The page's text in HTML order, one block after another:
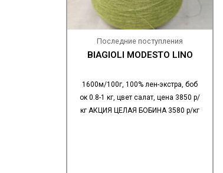
Последние поступления
BIAGIOLI MODESTO LINO
1600м/100г, 100% лен-экстра, боб
ок 0.8-1 кг, цвет салат, цена 3850 р/
кг АКЦИЯ ЦЕЛАЯ БОБИНА 3580 р/кг